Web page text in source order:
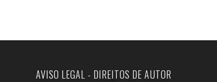
AVISO LEGAL - DIREITOS DE AUTOR